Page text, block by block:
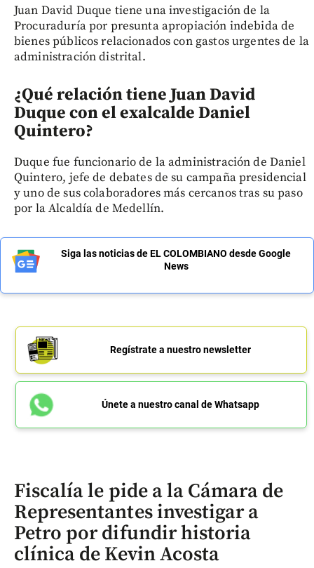
Juan David Duque tiene una investigación de la
Procuraduría por presunta apropiación indebida de
bienes públicos relacionados con gastos urgentes de la
administración distrital.
¿Qué relación tiene Juan David
Duque con el exalcalde Daniel
Quintero?
Duque fue funcionario de la administración de Daniel
Quintero, jefe de debates de su campaña presidencial
y uno de sus colaboradores más cercanos tras su paso
por la Alcaldía de Medellín.
Siga las noticias de EL COLOMBIANO desde Google
News
Regístrate a nuestro newsletter
Únete a nuestro canal de Whatsapp
Fiscalía le pide a la Cámara de
Representantes investigar a
Petro por difundir historia
clínica de Kevin Acosta